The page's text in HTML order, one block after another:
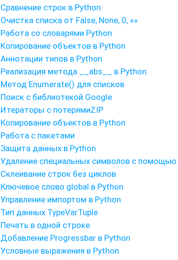
Сравнение строк в Python
Очистка списка от False, None, 0, «»
Работа со словарями Python
Копирование объектов в Python
Аннотации типов в Python
Реализация метода __abs__ в Python
Метод Enumerate() для списков
Поиск с библиотекой Google
Итераторы с потерямиZIP
Копирование объектов в Python
Работа с пакетами
Защита данных в Python
Удаление специальных символов с помощью
Склеивание строк без циклов
Ключевое слово global в Python
Управление импортом в Python
Тип данных TypeVarTuple
Печать в одной строке
Добавление Progressbar в Python
Условные выражения в Python